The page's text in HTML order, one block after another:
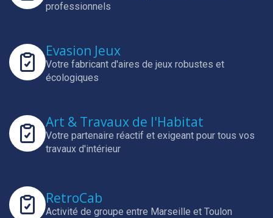
professionnels
Evasion Jeux
Votre fabricant d'aires de jeux robustes et
écologiques
Art & Travaux de l'Habitat
Votre partenaire réactif et exigeant pour tous vos
travaux d'intérieur
RetroCab
Activité de groupe entre Marseille et Toulon